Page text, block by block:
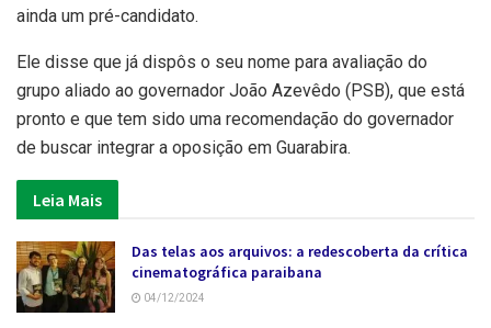
ainda um pré-candidato.
Ele disse que já dispôs o seu nome para avaliação do
grupo aliado ao governador João Azevêdo (PSB), que está
pronto e que tem sido uma recomendação do governador
de buscar integrar a oposição em Guarabira.
Leia Mais
Das telas aos arquivos: a redescoberta da crítica
cinematográfica paraibana
04/12/2024